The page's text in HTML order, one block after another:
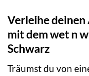
Verleihe
mit dem wet n
Schwarz
Träumst du von